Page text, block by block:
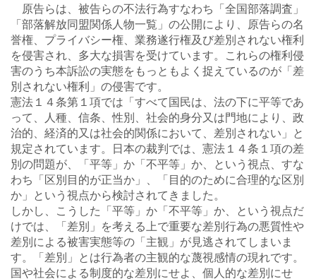
原告らは、被告らの不法行為すなわち「全国部落調査」
「部落解放同盟関係人物一覧」の公開により、原告らの名
誉権、プライバシー権、業務遂行権及び差別されない権利
を侵害され、多大な損害を受けています。これらの権利侵
害のうち本訴訟の実態をもっともよく捉えているのが「差
別されない権利」の侵害です。
憲法１４条第１項では「すべて国民は、法の下に平等であ
って、人種、信条、性別、社会的身分又は門地により、政
治的、経済的又は社会的関係において、差別されない」と
規定されています。日本の裁判では、憲法１４条１項の差
別の問題が、「平等」か「不平等」か、という視点、すな
わち「区別目的が正当か」、「目的のために合理的な区別
か」という視点から検討されてきました。
しかし、こうした「平等」か「不平等」か、という視点だ
けでは、「差別」を考える上で重要な差別行為の悪質性や
差別による被害実態等の「主観」が見逃されてしまいま
す。「差別」とは行為者の主観的な蔑視感情の現れです。
国や社会による制度的な差別にせよ、個人的な差別にせ